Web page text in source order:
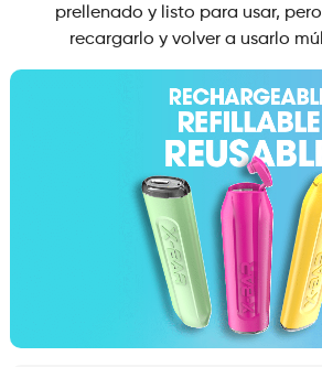
prellenado y listo para usar,
recargarlo y volver a usarlo